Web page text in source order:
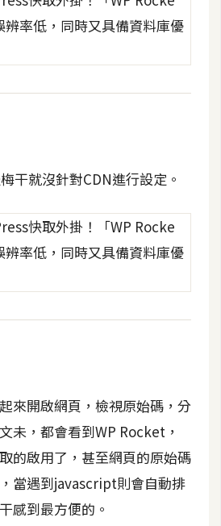
干就沒針對CDN進行設定。
來開啟網頁，檢視原始碼，分
未，都會看到WP Rocket，
的啟用了，甚至網頁的原始碼
當遇到javascript則會自動排
感到最方便的。